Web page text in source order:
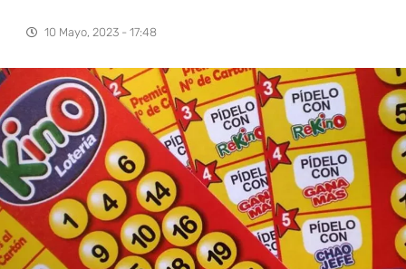
10 Mayo, 2023 - 17:48